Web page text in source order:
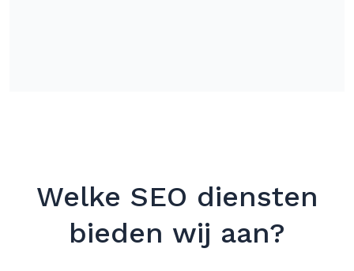
Welke SEO diensten
bieden wij aan?